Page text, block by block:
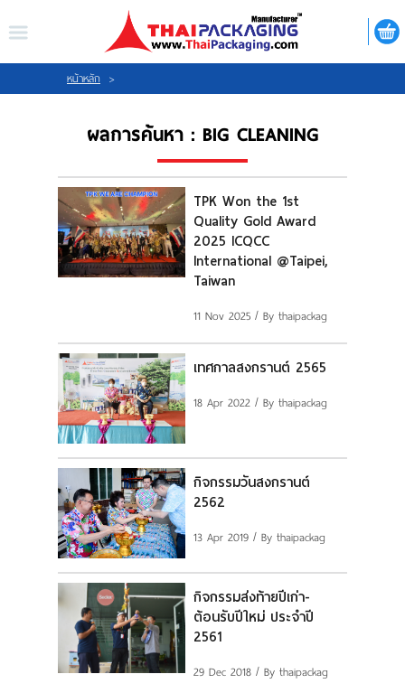
ไทย ENGLISH
LOGIN
My Wishlist
หน้าหลัก
เกี่ยวกับเรา
กิจกรรม
แผนที่
ร่วมงานกับเรา
ติดต่อเรา
หน้าหลัก >
ผลการค้นหา : BIG CLEANING
TPK Won the 1st
Quality Gold Award
2025 ICQCC
International @Taipei,
Taiwan
11 Nov 2025 / By thaipackag
เทศกาลสงกรานต์ 2565
18 Apr 2022 / By thaipackag
กิจกรรมวันสงกรานต์
2562
13 Apr 2019 / By thaipackag
กิจกรรมส่งท้ายปีเก่า-
ต้อนรับปีใหม่ ประจำปี
2561
29 Dec 2018 / By thaipackag